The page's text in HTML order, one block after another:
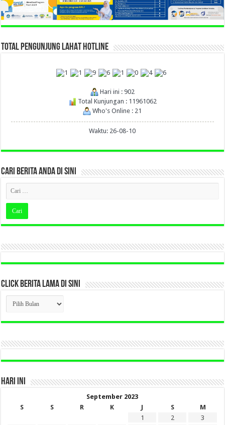
TOTAL PENGUNJUNG LAHAT HOTLINE
Hari ini : 902
Total Kunjungan : 11961062
Who's Online : 21
Waktu: 26-08-10
CARI BERITA ANDA DI SINI
CLICK BERITA LAMA DI SINI
CLICK
BERITA
LAMA
DI
HARI INI
September 2023
S
S R K J S
M
1
2
3